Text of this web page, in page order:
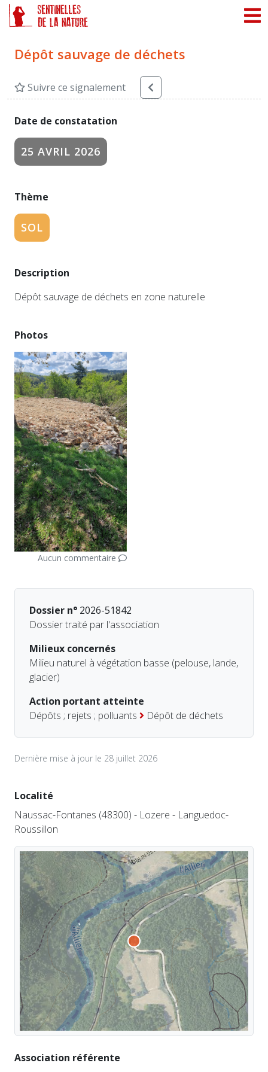
Dépôt sauvage de déchets
Suivre ce signalement
Date de constatation
25 AVRIL 2026
Thème
SOL
Description
Dépôt sauvage de déchets en zone naturelle
Photos
Aucun commentaire
Dossier n° 2026-51842
Dossier traité par l'association
Milieux concernés
Milieu naturel à végétation basse (pelouse, lande,
glacier)
Action portant atteinte
Dépôts ; rejets ; polluants
Dépôt de déchets
Dernière mise à jour le 28 juillet 2026
Localité
Naussac-Fontanes (48300) - Lozere - Languedoc-
Roussillon
Association référente
Panneau de gestion des cookies